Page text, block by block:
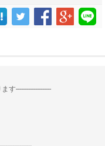
す--------------------